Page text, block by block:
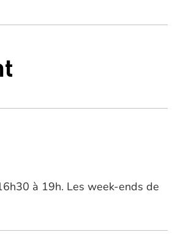
à 19h. Les week-ends de